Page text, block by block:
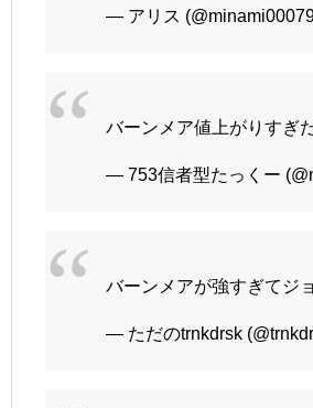
— アリス
バーンメア値上がりすぎ
— 753信者型たっくー
バーンメアが強すぎてジ
— ただのtrnkdrsk